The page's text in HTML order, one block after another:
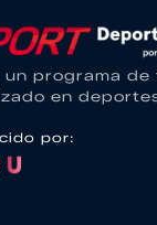
un programa de
en
por: